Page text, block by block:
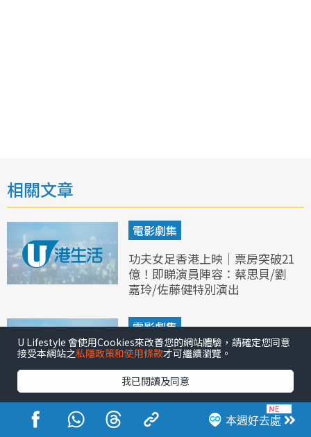
相關文章
電影劇集
功夫女足香港上映｜票房突破21
億！即睇演員陣容：蔡思貝/劉
嘉玲/佐藤健特別演出
電影劇集
夫妻的博弈張頴康角色全解構：
狠甩30磅演「媽寶渣男」 肢體
搞笑獲讚有周星馳底蘊
娛樂 本週好去處
U Lifestyle 會使用Cookies來改善您的網站體驗，請確定您同意
接受本網站之私隱政策和使用條款才可繼續瀏覽。
我已閱讀及同意